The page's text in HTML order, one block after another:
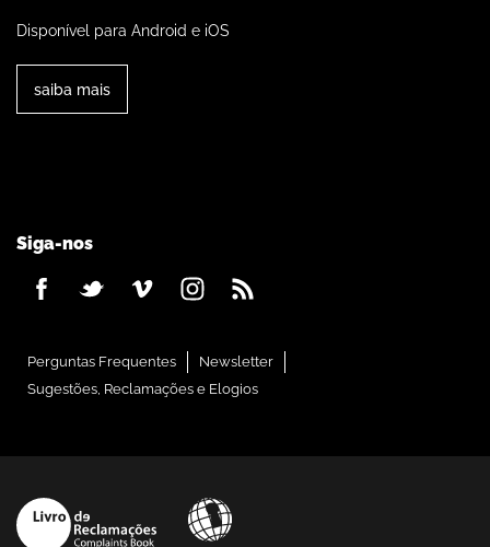
Disponível para Android e iOS
saiba mais
Siga-nos
Perguntas Frequentes
Newsletter
Sugestões, Reclamações e Elogios